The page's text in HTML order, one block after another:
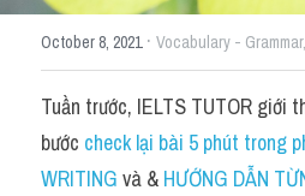
Từ vựng theo topic
Từ vựng theo Topic
Vocabulary - Grammar
Grammar
October 8, 2021· Vocabulary - Grammar,
Tuần trước, IELTS TUTOR giới
bước check lại bài 5 phút trong
WRITING và & HƯỚNG DẪN